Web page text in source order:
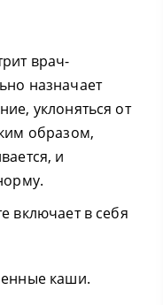
врач-
назначает
уклоняться от
образом,
и
включает в себя
каши.